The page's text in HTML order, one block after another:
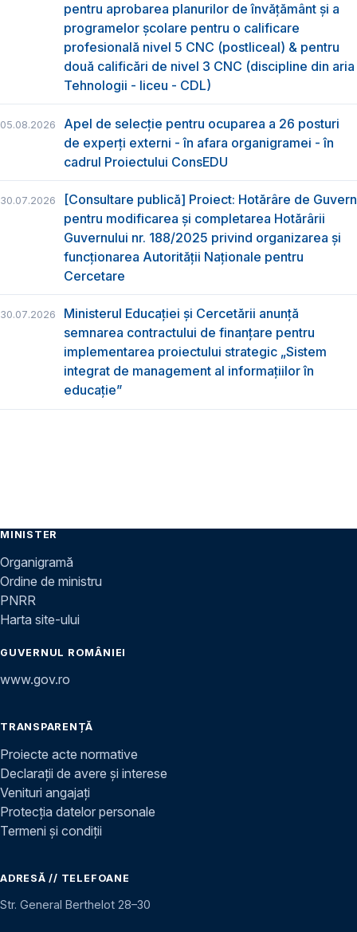
pentru aprobarea planurilor de învățământ și a
programelor școlare pentru o calificare
profesională nivel 5 CNC (postliceal) & pentru
două calificări de nivel 3 CNC (discipline din aria
Tehnologii - liceu - CDL)
05.08.2026
Apel de selecție pentru ocuparea a 26 posturi
de experți externi - în afara organigramei - în
cadrul Proiectului ConsEDU
30.07.2026
[Consultare publică] Proiect: Hotărâre de Guvern
pentru modificarea și completarea Hotărârii
Guvernului nr. 188/2025 privind organizarea şi
funcţionarea Autorităţii Naţionale pentru
Cercetare
30.07.2026
Ministerul Educației și Cercetării anunță
semnarea contractului de finanțare pentru
implementarea proiectului strategic „Sistem
integrat de management al informațiilor în
educație”
MINISTER
Organigramă
Ordine de ministru
PNRR
Harta site-ului
GUVERNUL ROMÂNIEI
www.gov.ro
TRANSPARENȚĂ
Proiecte acte normative
Declarații de avere și interese
Venituri angajați
Protecția datelor personale
Termeni și condiții
ADRESĂ // TELEFOANE
Str. General Berthelot 28–30